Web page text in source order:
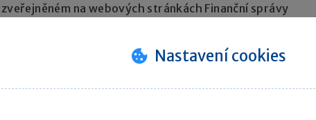
na webových stránkách Finanční správy
zdaňovací období
o zahrnutí nebo nezahrnutí „nerealizovaných“
daně vycházel ze závěrů uvedených v rozsudcích
Nastavení cookies